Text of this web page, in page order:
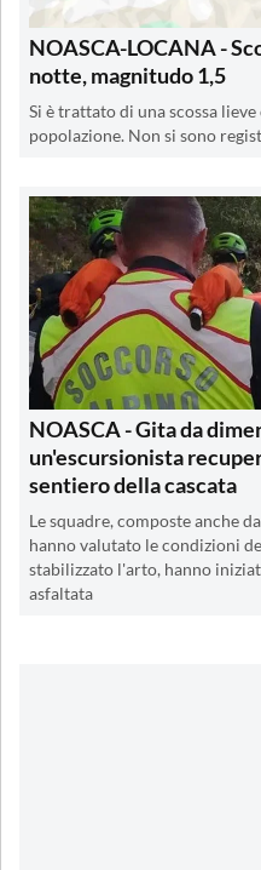
NOASCA-LOCANA -
notte, magnitudo 1,5
Si è trattato di una scossa
popolazione. Non si sono
NOASCA - Gita da
un'escursionista
sentiero della cascata
Le squadre, composte anche
hanno valutato le condizioni
stabilizzato l'arto, hanno
asfaltata